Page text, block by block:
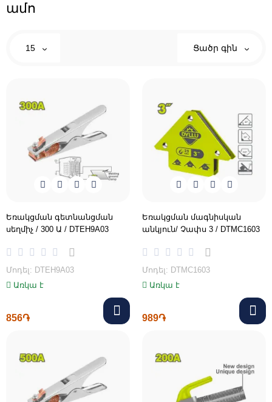
ամո
15 Ցածր գին
Եռակցման գետնանցման
սեղմիչ / 300 Ա / DTEH9A03
Մոդել: DTEH9A03
Առկա է
856֏
Եռակցման մագնիսկան
անկյուն/ Չափս 3 / DTMC1603
Մոդել: DTMC1603
Առկա է
989֏